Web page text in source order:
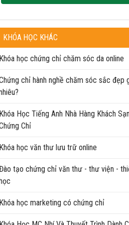
KHÓA HỌC KHÁC
học chứng chỉ chăm sóc da online
chỉ hành nghề chăm sóc sắc đẹp
Học Tiếng Anh Nhà Hàng Khách
Chỉ
học văn thư lưu trữ online
tạo chứng chỉ văn thư - thư viện -
học marketing có chứng chỉ